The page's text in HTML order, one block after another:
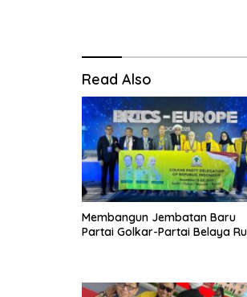
Read Also
Membangun Jembatan Baru
Partai Golkar-Partai Belaya